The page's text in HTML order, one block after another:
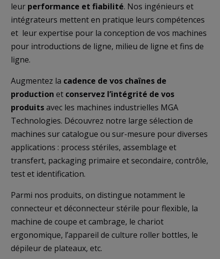
leur performance et fiabilité. Nos ingénieurs et
intégrateurs mettent en pratique leurs compétences
et leur expertise pour la conception de vos machines
pour introductions de ligne, milieu de ligne et fins de
ligne.
Augmentez la cadence de vos chaînes de
production et conservez l’intégrité de vos
produitsavec les machines industrielles MGA
Technologies. Découvrez notre large sélection de
machines sur catalogue ou sur-mesure pour diverses
applications : process stériles, assemblage et
transfert, packaging primaire et secondaire, contrôle,
test et identification.
Parmi nos produits, on distingue notamment le
connecteur et déconnecteur stérile pour flexible, la
machine de coupe et cambrage, le chariot
ergonomique, l’appareil de culture roller bottles, le
dépileur de plateaux, etc.